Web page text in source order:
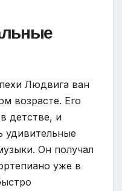
Людвига ван
возрасте. Его
детстве, и
удивительные
Он получал
уже в